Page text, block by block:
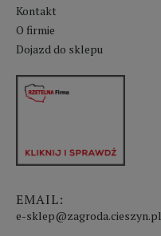
Kontakt
O firmie
Dojazd do sklepu
EMAIL:
e-sklep@zagroda.cieszyn.pl